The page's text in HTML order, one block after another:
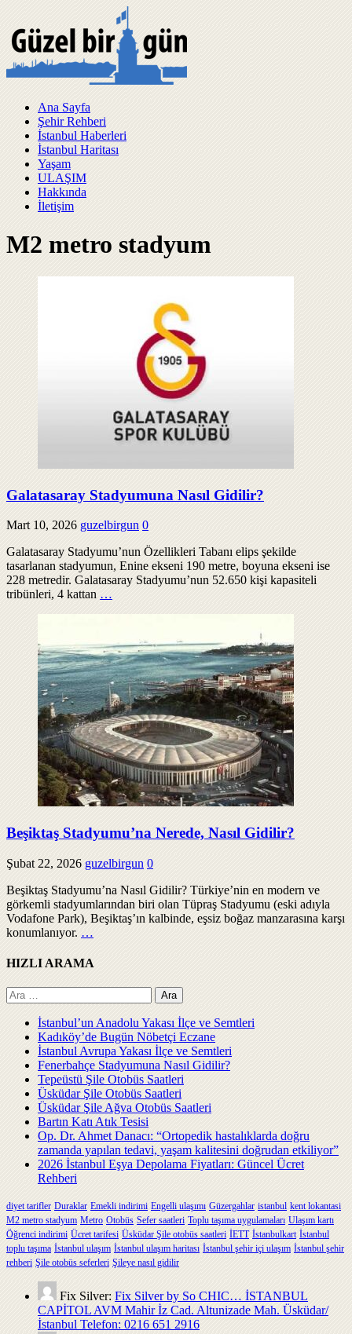
Ana Sayfa
Şehir Rehberi
İstanbul Haberleri
İstanbul Haritası
Yaşam
ULAŞIM
Hakkında
İletişim
M2 metro stadyum
Galatasaray Stadyumuna Nasıl Gidilir?
Mart 10, 2026 guzelbirgun 0
Galatasaray Stadyumu’nun Özellikleri Tabanı elips şekilde
tasarlanan stadyumun, Enine ekseni 190 metre, boyuna ekseni ise
228 metredir. Galatasaray Stadyumu’nun 52.650 kişi kapasiteli
tribünleri, 4 kattan …
Beşiktaş Stadyumu’na Nerede, Nasıl Gidilir?
Şubat 22, 2026 guzelbirgun 0
Beşiktaş Stadyumu’na Nasıl Gidilir? Türkiye’nin en modern ve
görkemli stadyumlarından biri olan Tüpraş Stadyumu (eski adıyla
Vodafone Park), Beşiktaş’ın kalbinde, eşsiz boğaz manzarasına karşı
konumlanıyor. …
HIZLI ARAMA
Arama:
İstanbul’un Anadolu Yakası İlçe ve Semtleri
Kadıköy’de Bugün Nöbetçi Eczane
İstanbul Avrupa Yakası İlçe ve Semtleri
Fenerbahçe Stadyumuna Nasıl Gidilir?
Tepeüstü Şile Otobüs Saatleri
Üsküdar Şile Otobüs Saatleri
Üsküdar Şile Ağva Otobüs Saatleri
Bartın Katı Atık Tesisi
Op. Dr. Ahmet Danacı: “Ortopedik hastalıklarda doğru
zamanda yapılan tedavi, yaşam kalitesini doğrudan etkiliyor”
2026 İstanbul Eşya Depolama Fiyatları: Güncel Ücret
Rehberi
diyet tarifler Duraklar Emekli indirimi Engelli ulaşımı Güzergahlar istanbul kent lokantasi
M2 metro stadyum Metro Otobüs Sefer saatleri Toplu taşıma uygulamaları Ulaşım kartı
Öğrenci indirimi Ücret tarifesi Üsküdar Şile otobüs saatleri İETT İstanbulkart İstanbul
toplu taşıma İstanbul ulaşım İstanbul ulaşım haritası İstanbul şehir içi ulaşım İstanbul şehir
rehberi Şile otobüs seferleri Şileye nasıl gidilir
Fix Silver: Fix Silver by So CHIC… İSTANBUL
CAPİTOL AVM Mahir İz Cad. Altunizade Mah. Üsküdar/
İstanbul Telefon: 0216 651 2916